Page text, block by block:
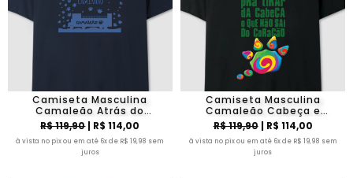
Camiseta Masculina
Camaleão Atrás do
Caminhão
R$ 119,90| R$ 114,00
à vista no pix ou em até 6x de R$ 19,98 sem
juros
Camiseta Masculina
Camaleão Cabeça e
Coração
R$ 119,90| R$ 114,00
à vista no pix ou em até 6x de R$ 19,98 sem
juros